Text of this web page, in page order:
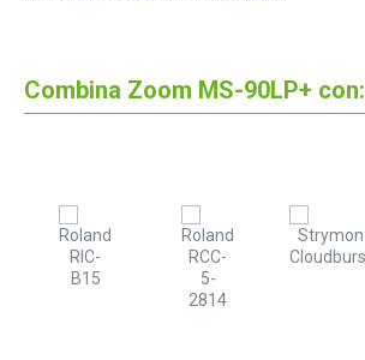
Combina Zoom MS-90LP+ con: